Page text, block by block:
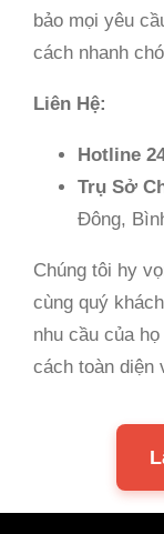
bảo mọi yêu
cách nhanh
Liên Hệ:
Hotline
Trụ Sở
Đông,
Chúng tôi hy
cùng quý
nhu cầu của
cách toàn diện